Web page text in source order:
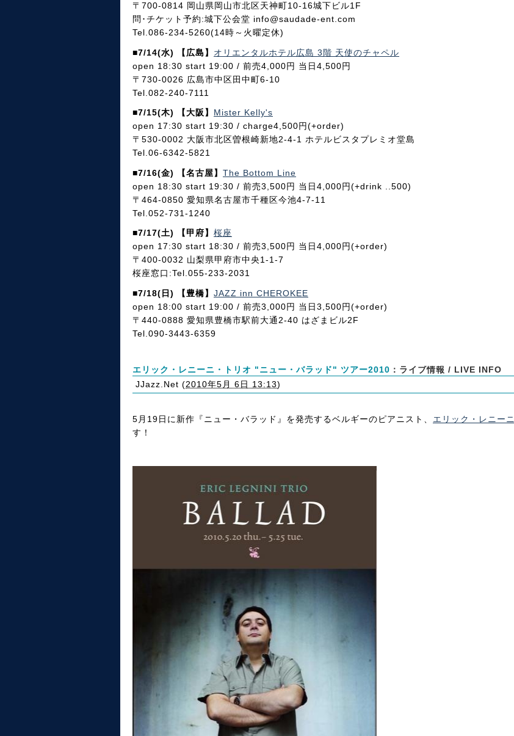
〒700-0814 岡山県岡山市北区天神町10-16城下ビル1F
問･チケット予約:城下公会堂 info@saudade-ent.com
Tel.086-234-5260(14時～火曜定休)
■7/14(水) 【広島】 オリエンタルホテル広島 3階 天使のチャペル
open 18:30 start 19:00 / 前売4,000円 当日4,500円
〒730-0026 広島市中区田中町6-10
Tel.082-240-7111
■7/15(木) 【大阪】 Mister Kelly's
open 17:30 start 19:30 / charge4,500円(+order)
〒530-0002 大阪市北区曽根崎新地2-4-1 ホテルビスタプレミオ堂島
Tel.06-6342-5821
■7/16(金) 【名古屋】 The Bottom Line
open 18:30 start 19:30 / 前売3,500円 当日4,000円(+drink ..500)
〒464-0850 愛知県名古屋市千種区今池4-7-11
Tel.052-731-1240
■7/17(土) 【甲府】 桜座
open 17:30 start 18:30 / 前売3,500円 当日4,000円(+order)
〒400-0032 山梨県甲府市中央1-1-7
桜座窓口:Tel.055-233-2031
■7/18(日) 【豊橋】 JAZZ inn CHEROKEE
open 18:00 start 19:00 / 前売3,000円 当日3,500円(+order)
〒440-0888 愛知県豊橋市駅前大通2-40 はざまビル2F
Tel.090-3443-6359
エリック・レニーニ・トリオ "ニュー・バラッド" ツアー2010 ：ライブ情報 / LIVE INFO
JJazz.Net (2010年5月 6日 13:13)
5月19日に新作『ニュー・バラッド』を発売するベルギーのピアニスト、 エリック・レニーニ
す！